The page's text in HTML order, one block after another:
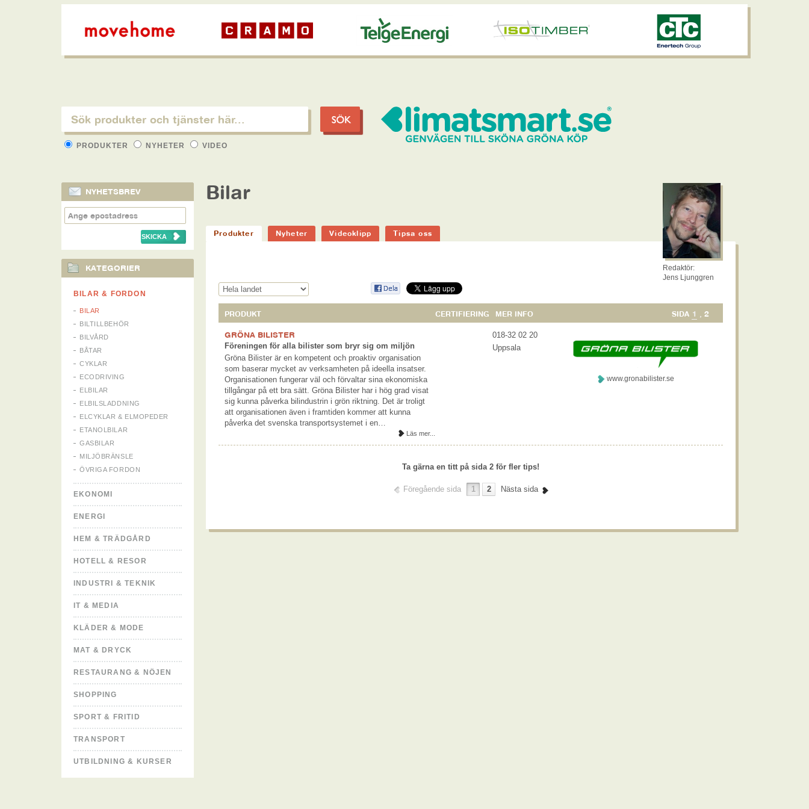
PRODUKTER NYHETER VIDEO
NYHETSBREV
KATEGORIER
BILAR & FORDON
BILAR
BILTILLBEHÖR
BILVÅRD
BÅTAR
CYKLAR
ECODRIVING
ELBILAR
ELBILSLADDNING
ELCYKLAR & ELMOPEDER
ETANOLBILAR
GASBILAR
MILJÖBRÄNSLE
ÖVRIGA FORDON
EKONOMI
ENERGI
HEM & TRÄDGÅRD
HOTELL & RESOR
INDUSTRI & TEKNIK
IT & MEDIA
KLÄDER & MODE
MAT & DRYCK
RESTAURANG & NÖJEN
SHOPPING
SPORT & FRITID
TRANSPORT
UTBILDNING & KURSER
Bilar
Produkter Nyheter Videoklipp Tipsa oss
Redaktör:
Jens Ljunggren
PRODUKT CERTIFIERING MER INFO SIDA 1 , 2
GRÖNA BILISTER
Föreningen för alla bilister som bryr sig om miljön
Gröna Bilister är en kompetent och proaktiv organisation
som baserar mycket av verksamheten på ideella insatser.
Organisationen fungerar väl och förvaltar sina ekonomiska
tillgångar på ett bra sätt. Gröna Bilister har i hög grad visat
sig kunna påverka bilindustrin i grön riktning. Det är troligt
att organisationen även i framtiden kommer att kunna
påverka det svenska transportsystemet i en…
Läs mer...
018-32 02 20
Uppsala
www.gronabilister.se
Ta gärna en titt på sida 2 för fler tips!
Föregående sida 1 2 Nästa sida